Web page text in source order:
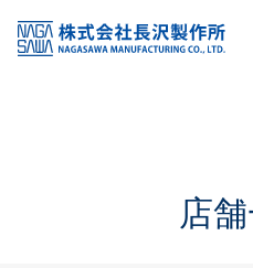
KSS加盟店・取扱店情報
店舗一覧
店